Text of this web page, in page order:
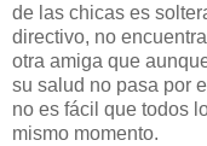
de las chicas es
directivo, no
otra amiga que
su salud no pasa por
no es fácil que todos
mismo momento.